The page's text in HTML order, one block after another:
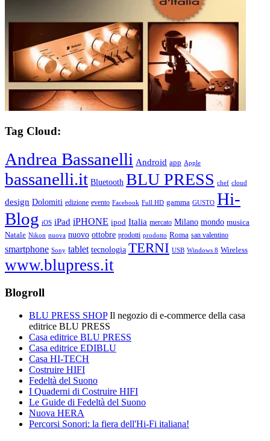
Tag Cloud:
Andrea Bassanelli Android app Apple
bassanelli.it Bluetooth BLU PRESS chef cloud
design Dolomiti edizione evento Facebook Full HD gamma GUSTO Hi-
Blog iOS iPad iPHONE ipod Italia mercato Milano mondo musica
Natale Nikon nuova nuovo ottobre prodotti prodotto Roma san valentino
smartphone Sony tablet tecnologia TERNI USB Windows 8 Wireless
www.blupress.it
Blogroll
BLU PRESS SHOPIl negozio di e-commerce della casa
editrice BLU PRESS
Casa editrice BLU PRESS
Casa editrice EDIBLU
Casa HI-TECH
Costruire HIFI
Fedeltà del Suono
I Quaderni di Costruire HIFI
Le Guide di Fedeltà del Suono
Nuova HERA
Percorsi Sonori: la fiera dell'Hi-Fi italiana!